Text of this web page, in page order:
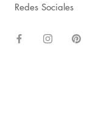
Redes Sociales